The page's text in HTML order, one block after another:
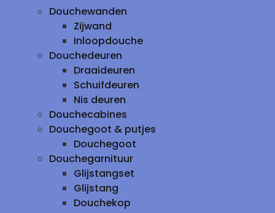
Douchewanden
Zijwand
Inloopdouche
Douchedeuren
Draaideuren
Schuifdeuren
Nis deuren
Douchecabines
Douchegoot & putjes
Douchegoot
Douchegarnituur
Glijstangset
Glijstang
Douchekop